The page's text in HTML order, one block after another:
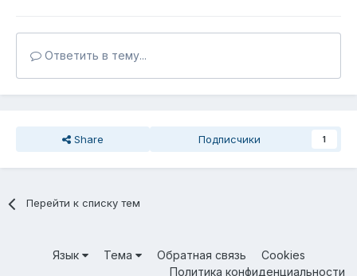
Ответить в тему...
Share Подписчики 1
Перейти к списку тем
Язык Тема Обратная связь
Cookies
Политика конфиденциальности